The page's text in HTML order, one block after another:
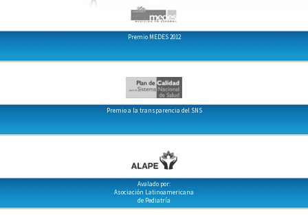
Premio MEDES 2012
Premio a la transparencia del SNS
Avalado por:
Asociación Latinoamericana
de Pediatría